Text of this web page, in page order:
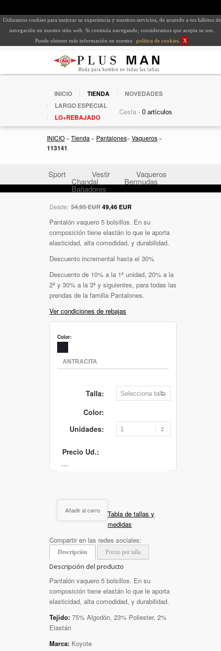
Utilizamos cookies para mejorar su experiencia y nuestros servicios, de acuerdo a tus hábitos de
navegación en nuestro sitio web. Si continúa navegando, consideramos que acepta su uso.
Puede obtener más información en nuestra
política de cookies X
INICIO TIENDA
NOVEDADES
LARGO ESPECIAL
LO+REBAJADO
Cesta -
INICIO » Tienda » Pantalones» Vaqueros »
113141
Sport Vestir Vaqueros
Chandal Bermudas
Bañadores
Desde: 54,95 EUR49,46 EUR
Pantalón vaquero 5 bolsillos. En su
composición tiene elastán lo que le aporta
elasticidad, alta comodidad, y durabilidad.
Descuento incremental hasta el 30%
Descuento de 10% a la 1ª unidad, 20% a la
2ª y 30% a la 3ª y siguientes, para todas las
prendas de la familia Pantalones.
Ver condiciones de rebajas
Color:
Talla:
Color:
Unidades:
Precio Ud.:
Añadir al carro
Tabla de tallas y
medidas
Compartir en las redes sociales:
Descripción Precio por talla
Descripción del producto
Pantalón vaquero 5 bolsillos. En su
composición tiene elastán lo que le aporta
elasticidad, alta comodidad, y durabilidad.
Tejido: 75% Algodón, 23% Poliester, 2%
Elastán
Marca: Koyote